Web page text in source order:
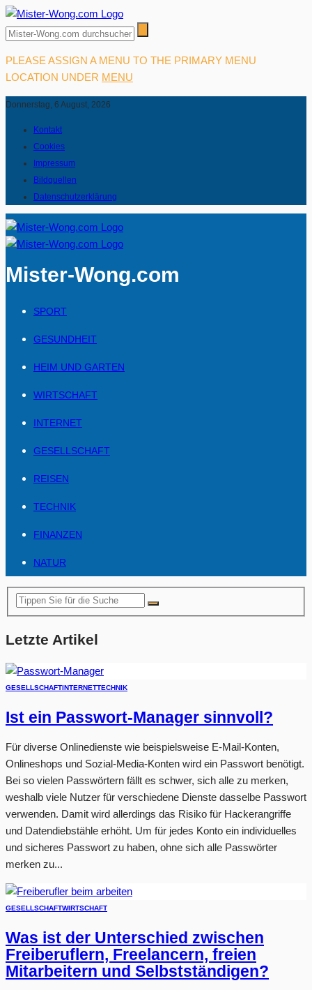
PLEASE ASSIGN A MENU TO THE PRIMARY MENU
LOCATION UNDER MENU
Donnerstag, 6 August, 2026
Kontakt
Cookies
Impressum
Bildquellen
Datenschutzerklärung
Mister-Wong.com
SPORT
GESUNDHEIT
HEIM UND GARTEN
WIRTSCHAFT
INTERNET
GESELLSCHAFT
REISEN
TECHNIK
FINANZEN
NATUR
Letzte Artikel
GESELLSCHAFTINTERNETTECHNIK
Ist ein Passwort-Manager sinnvoll?
Für diverse Onlinedienste wie beispielsweise E-Mail-Konten,
Onlineshops und Sozial-Media-Konten wird ein Passwort benötigt.
Bei so vielen Passwörtern fällt es schwer, sich alle zu merken,
weshalb viele Nutzer für verschiedene Dienste dasselbe Passwort
verwenden. Damit wird allerdings das Risiko für Hackerangriffe
und Datendiebstähle erhöht. Um für jedes Konto ein individuelles
und sicheres Passwort zu haben, ohne sich alle Passwörter
merken zu...
GESELLSCHAFTWIRTSCHAFT
Was ist der Unterschied zwischen
Freiberuflern, Freelancern, freien
Mitarbeitern und Selbstständigen?